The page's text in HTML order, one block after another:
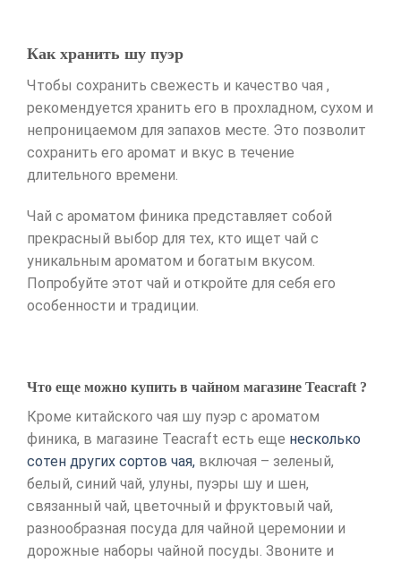
Как хранить шу пуэр
Чтобы сохранить свежесть и качество чая ,
рекомендуется хранить его в прохладном, сухом и
непроницаемом для запахов месте. Это позволит
сохранить его аромат и вкус в течение
длительного времени.
Чай с ароматом финика представляет собой
прекрасный выбор для тех, кто ищет чай с
уникальным ароматом и богатым вкусом.
Попробуйте этот чай и откройте для себя его
особенности и традиции.
Что еще можно купить в чайном магазине Teacraft ?
Кроме китайского чая шу пуэр с ароматом
финика, в магазине Teacraft есть еще несколько
сотен других сортов чая, включая – зеленый,
белый, синий чай, улуны, пуэры шу и шен,
связанный чай, цветочный и фруктовый чай,
разнообразная посуда для чайной церемонии и
дорожные наборы чайной посуды. Звоните и